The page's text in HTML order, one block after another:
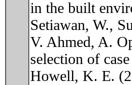
in the built
Setiawan, W.,
V. Ahmed, A.
selection of
Howell, K. E.